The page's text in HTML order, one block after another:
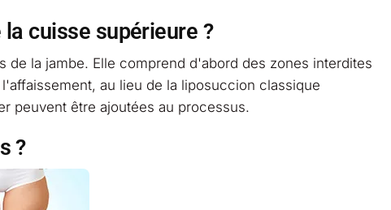
cuisse supérieure ?
la jambe. Elle comprend d'abord des zones interdites
au lieu de la liposuccion classique
peuvent être ajoutées au processus.
?